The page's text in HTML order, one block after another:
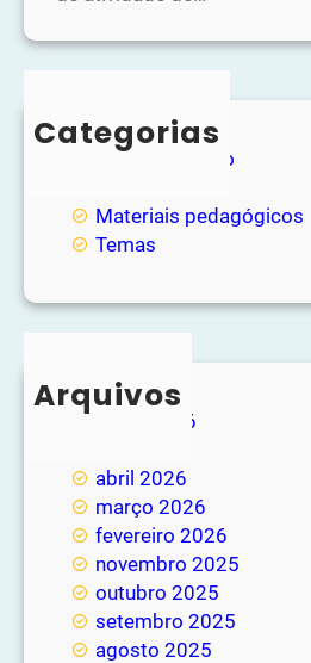
Categorias
Entretenimento
Materiais pedagógicos
Temas
Arquivos
junho 2026
abril 2026
março 2026
fevereiro 2026
novembro 2025
outubro 2025
setembro 2025
agosto 2025